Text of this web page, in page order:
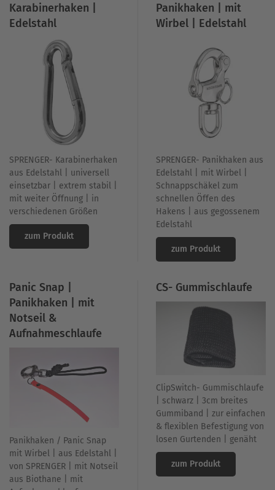
Karabinerhaken |
Edelstahl
SPRENGER- Karabinerhaken
aus Edelstahl | universell
einsetzbar | extrem stabil |
mit weiter Öffnung | in
verschiedenen Größen
zum Produkt
Panikhaken | mit
Wirbel | Edelstahl
SPRENGER- Panikhaken aus
Edelstahl | mit Wirbel |
Schnappschäkel zum
schnellen Öffen des
Hakens | aus gegossenem
Edelstahl
zum Produkt
Panic Snap |
Panikhaken | mit
Notseil &
Aufnahmeschlaufe
Panikhaken / Panic Snap
mit Wirbel | aus Edelstahl |
von SPRENGER | mit Notseil
aus Biothane | mit
CS- Gummischlaufe
ClipSwitch- Gummischlaufe
| schwarz | 3cm breites
Gummiband | zur einfachen
& flexiblen Befestigung von
losen Gurtenden | genäht
zum Produkt